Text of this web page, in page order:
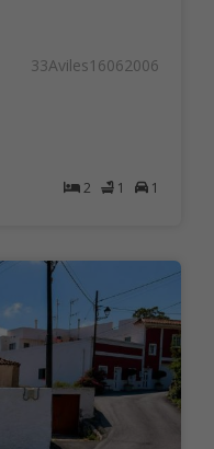
33Aviles16062006
2 1 1